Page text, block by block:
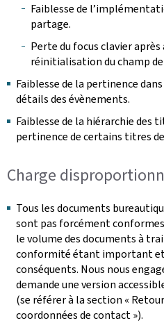
Faiblesse de
partage.
Perte du focus clavier
réinitialisation du champ
Faiblesse de la pertinence
détails des évènements.
Faiblesse de la hiérarchie des
pertinence de certains titres
Charge
Tous les documents
sont pas forcément conformes
le volume des documents à
conformité étant important
conséquents. Nous nous
demande une version
(se référer à la section «
coordonnées de contact »).